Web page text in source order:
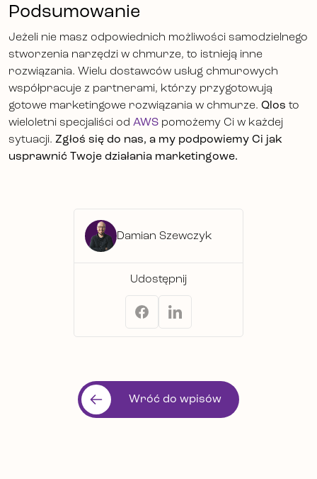
Damian Szewczyk
Udostępnij
Podsumowanie
Jeżeli nie masz odpowiednich możliwości samodzielnego
stworzenia narzędzi w chmurze, to istnieją inne
rozwiązania. Wielu dostawców usług chmurowych
współpracuje z partnerami, którzy przygotowują
gotowe marketingowe rozwiązania w chmurze. Qlos to
wieloletni specjaliści od AWS pomożemy Ci w każdej
sytuacji. Zgłoś się do nas, a my podpowiemy Ci jak
usprawnić Twoje działania marketingowe.
Wróć do wpisów